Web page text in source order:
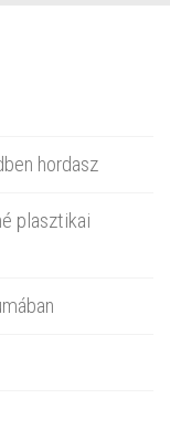
hordasz
plasztikai